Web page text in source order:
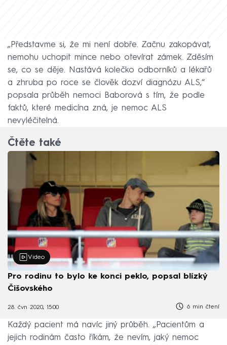
„Představme si, že mi není dobře. Začnu zakopávat,
nemohu uchopit mince nebo otevírat zámek. Zděsím
se, co se děje. Nastává kolečko odborníků a lékařů
a zhruba po roce se člověk dozví diagnózu ALS,“
popsala průběh nemoci Baborová s tím, že podle
faktů, které medicína zná, je nemoc ALS
nevyléčitelná.
Čtěte také
Video
Pro rodinu to bylo ke konci peklo, popsal blízký
Čišovského
28. čvn 2020, 15:00 6 min čtení
Každý pacient má navíc jiný průběh. „Pacientům a
jejich rodinám často říkám, že nevím, jaký nemoc